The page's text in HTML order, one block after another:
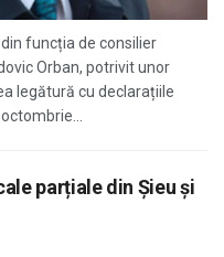
funcția de consilier
Orban, potrivit unor
legătură cu declarațiile
parțiale din Șieu și